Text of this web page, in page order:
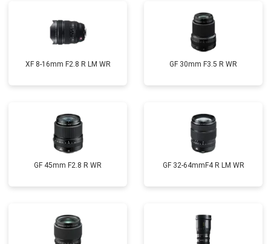
XF 8-16mm F2.8 R LM WR GF 30mm F3.5 R WR
GF 45mm F2.8 R WR GF 32-64mmF4 R LM WR